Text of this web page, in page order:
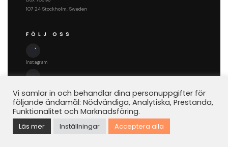
107 24 Stockholm, Sweden
FÖLJ OSS
Instagram
Vi samlar in och behandlar dina personuppgifter för
följande ändamål: Nödvändiga, Analytiska, Prestanda,
Funktionalitet och Marknadsföring.
Läs mer Inställningar Acceptera alla